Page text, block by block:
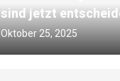
sind jetzt
Oktober 25, 2025